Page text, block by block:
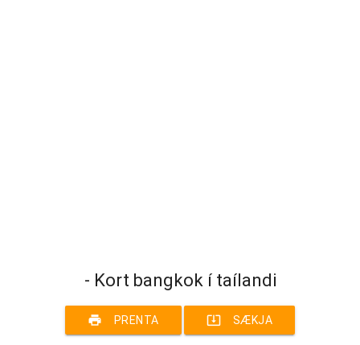
- Kort bangkok í taílandi
print PRENTA system_update_alt SÆKJA